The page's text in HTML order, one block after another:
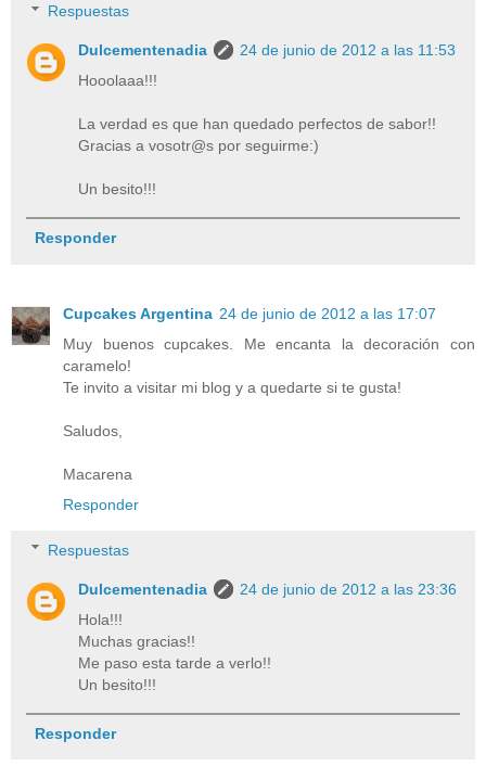
Respuestas
Dulcementenadia
24 de junio de 2012 a las 11:53
Hooolaaa!!!
La verdad es que han quedado perfectos de sabor!!
Gracias a vosotr@s por seguirme:)
Un besito!!!
Responder
Cupcakes Argentina 24 de junio de 2012 a las 17:07
Muy buenos cupcakes. Me encanta la decoración con
caramelo!
Te invito a visitar mi blog y a quedarte si te gusta!
Saludos,
Macarena
Responder
Respuestas
Dulcementenadia
24 de junio de 2012 a las 23:36
Hola!!!
Muchas gracias!!
Me paso esta tarde a verlo!!
Un besito!!!
Responder